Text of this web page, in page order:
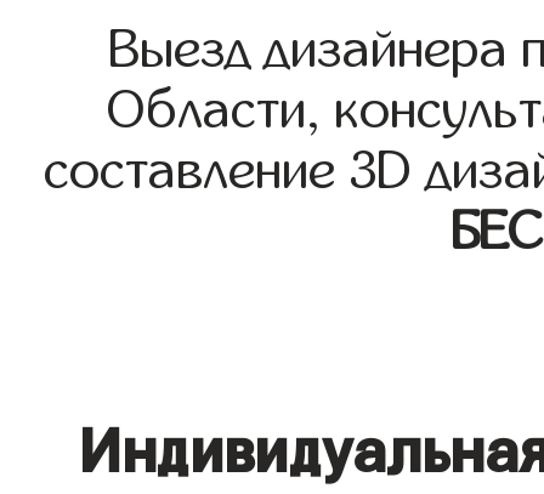
Выезд дизайнера
Области,
составление 3D